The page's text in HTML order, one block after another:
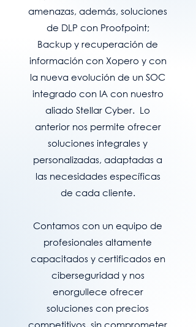
amenazas, además, soluciones
de DLP con Proofpoint;
Backup y recuperación de
información con Xopero y con
la nueva evolución de un SOC
integrado con IA con nuestro
aliado Stellar Cyber. Lo
anterior nos permite ofrecer
soluciones integrales y
personalizadas, adaptadas a
las necesidades específicas
de cada cliente.
Contamos con un equipo de
profesionales altamente
capacitados y certificados en
ciberseguridad y nos
enorgullece ofrecer
soluciones con precios
competitivos, sin comprometer